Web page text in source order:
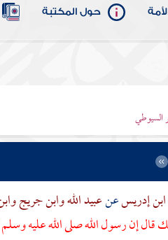
حول المكتبة
السيوطي
ابن إدريسعنعبيد اللهوابن جريج
قال إن رسول الله صلى الله عليه وسلم